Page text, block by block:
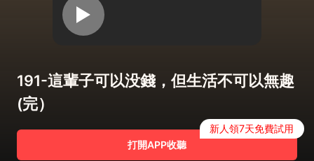
191-這輩子可以没錢，但生活不可以無趣
(完）
打開APP收聽
新人領7天免費試用